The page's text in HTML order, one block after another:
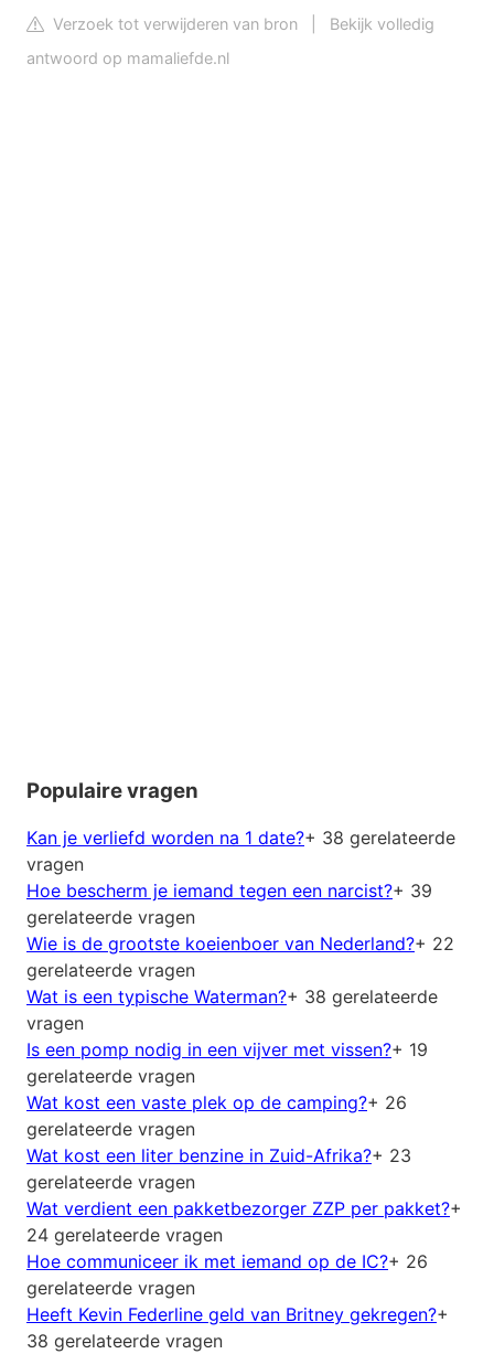
Verzoek tot verwijderen van bron
Bekijk volledig
antwoord op mamaliefde.nl
Populaire vragen
Kan je verliefd worden na 1 date?+ 38 gerelateerde
vragen
Hoe bescherm je iemand tegen een narcist?+ 39
gerelateerde vragen
Wie is de grootste koeienboer van Nederland?+ 22
gerelateerde vragen
Wat is een typische Waterman?+ 38 gerelateerde
vragen
Is een pomp nodig in een vijver met vissen?+ 19
gerelateerde vragen
Wat kost een vaste plek op de camping?+ 26
gerelateerde vragen
Wat kost een liter benzine in Zuid-Afrika?+ 23
gerelateerde vragen
Wat verdient een pakketbezorger ZZP per pakket?+
24 gerelateerde vragen
Hoe communiceer ik met iemand op de IC?+ 26
gerelateerde vragen
Heeft Kevin Federline geld van Britney gekregen?+
38 gerelateerde vragen